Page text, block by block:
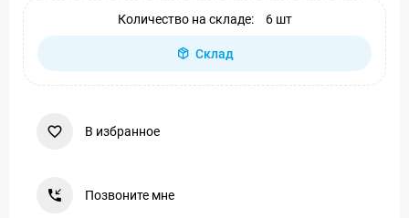
Количество на складе: 6 шт
Склад
В избранное
Позвоните мне